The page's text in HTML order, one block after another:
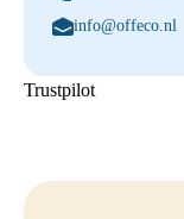
info@offeco.nl
Trustpilot